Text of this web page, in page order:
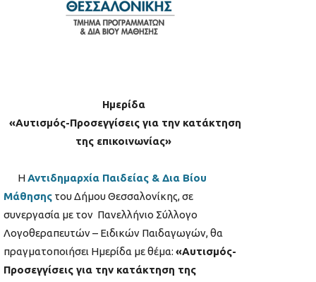
Ημερίδα
«Αυτισμός-Προσεγγίσεις για την κατάκτηση
της επικοινωνίας»
ΗΑντιδημαρχία Παιδείας & Δια Βίου
Μάθησης του Δήμου Θεσσαλονίκης, σε
συνεργασία με τον Πανελλήνιο Σύλλογο
Λογοθεραπευτών – Ειδικών Παιδαγωγών, θα
πραγματοποιήσει Ημερίδα με θέμα: «Αυτισμός-
Προσεγγίσεις για την κατάκτηση της